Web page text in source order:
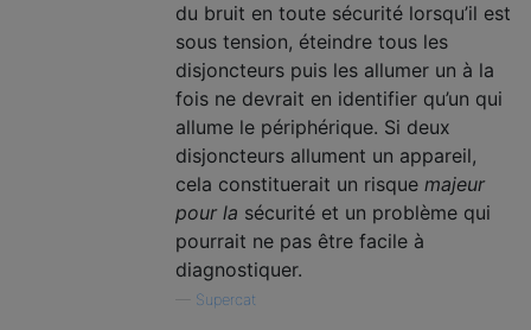
du bruit en toute sécurité lorsqu’il est
sous tension, éteindre tous les
disjoncteurs puis les allumer un à la
fois ne devrait en identifier qu’un qui
allume le périphérique. Si deux
disjoncteurs allument un appareil,
cela constituerait un risque majeur
pour la sécurité et un problème qui
pourrait ne pas être facile à
diagnostiquer.
Supercat